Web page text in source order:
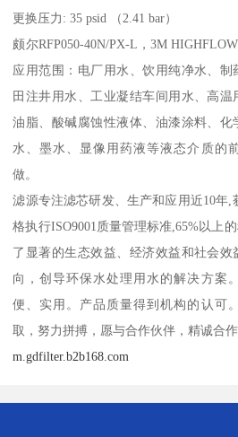
更换压力: 35 psid （2.41 bar）
颇尔RFP050-40N/PX-L，3M
应用范围：电厂用水、饮用纯净水、
田注井用水、工业凝结车间用水、高
油脂、酸碱腐蚀性液体、油漆涂料、
水、墨水、显像用药液等液态介质的
做。
滤源专注滤芯研发、生产和应用近10年
格执行ISO9001质量管理标准,65%以上
了显著的生态效益、经济效益和社会
向，创导环保水处理用水的解决方案
便、实用。产品质量得到机构的认可
取，努力拼搏，愿与合作伙伴，精诚合
m.gdfilter.b2b168.com